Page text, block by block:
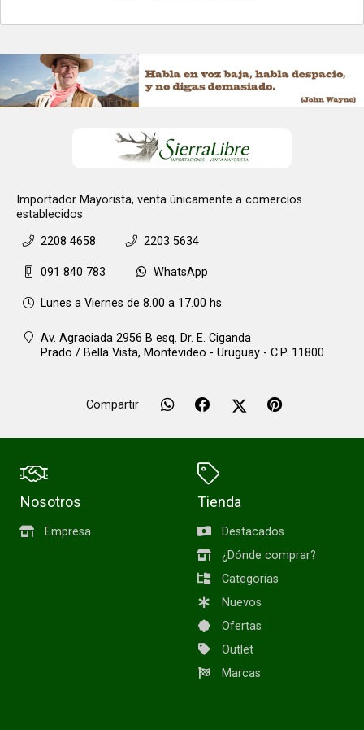
Importador Mayorista, venta únicamente a comercios
establecidos
2208 4658
2203 5634
091 840 783 WhatsApp
Lunes a Viernes de 8.00 a 17.00 hs.
Av. Agraciada 2956 B esq. Dr. E. Ciganda
Prado / Bella Vista, Montevideo - Uruguay - C.P. 11800
Compartir
Nosotros
Empresa
Tienda
Destacados
¿Dónde comprar?
Categorías
Nuevos
Ofertas
Outlet
Marcas